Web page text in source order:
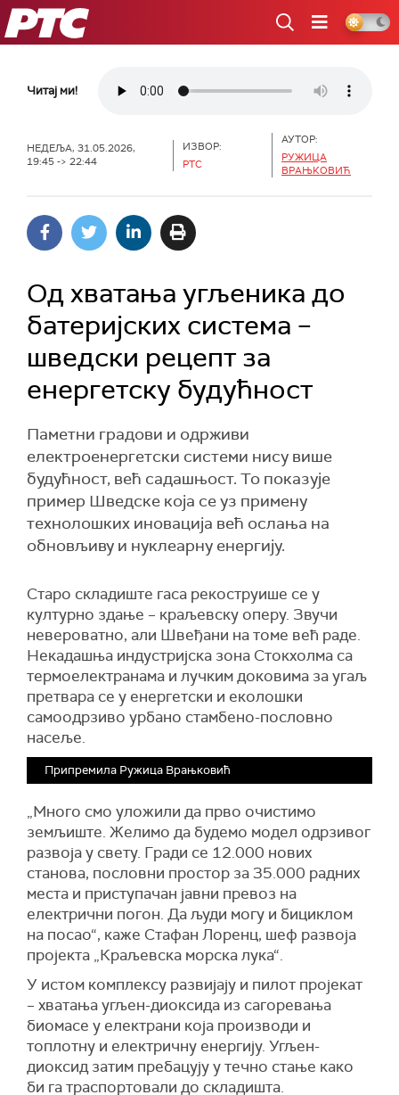
РТС
Читај ми!
НЕДЕЉА, 31.05.2026,
19:45 -> 22:44
ИЗВОР:
РТС
АУТОР:
РУЖИЦА
ВРАЊКОВИЋ
Од хватања угљеника до
батеријских система –
шведски рецепт за
енергетску будућност
Паметни градови и одрживи
електроенергетски системи нису више
будућност, већ садашњост. То показује
пример Шведске која се уз примену
технолошких иновација већ ослања на
обновљиву и нуклеарну енергију.
Старо складиште гаса рекоструише се у
културно здање – краљевску оперу. Звучи
невероватно, али Швеђани на томе већ раде.
Некадашња индустријска зона Стокхолма са
термоелектранама и лучким доковима за угаљ
претвара се у енергетски и еколошки
самоодрзиво урбано стамбено-пословно
насеље.
Припремила Ружица Врањковић
„Много смо уложили да прво очистимо
земљиште. Желимо да будемо модел одрзивог
развоја у свету. Гради се 12.000 нових
станова, пословни простор за 35.000 радних
места и приступачан јавни превоз на
електрични погон. Да људи могу и бициклом
на посао“, каже Стафан Лоренц, шеф развоја
пројекта „Краљевска морска лука“.
У истом комплексу развијају и пилот пројекат
– хватања угљен-диоксида из сагоревања
биомасе у електрани која производи и
топлотну и електричну енергију. Угљен-
диоксид затим пребацују у течно стање како
би га траспортовали до складишта.